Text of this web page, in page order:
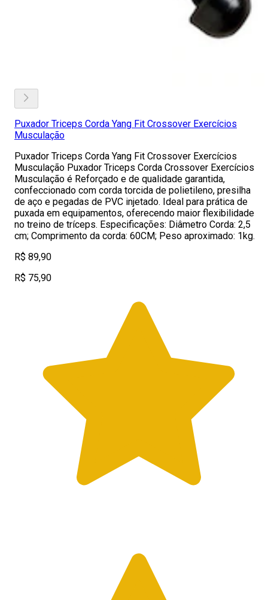
Puxador Triceps Corda Yang Fit Crossover Exercícios
Musculação
Puxador Triceps Corda Yang Fit Crossover Exercícios
Musculação Puxador Triceps Corda Crossover Exercícios
Musculação é Reforçado e de qualidade garantida,
confeccionado com corda torcida de polietileno, presilha
de aço e pegadas de PVC injetado. Ideal para prática de
puxada em equipamentos, oferecendo maior flexibilidade
no treino de tríceps. Especificações: Diâmetro Corda: 2,5
cm; Comprimento da corda: 60CM; Peso aproximado: 1kg.
R$ 89,90
R$ 75,90